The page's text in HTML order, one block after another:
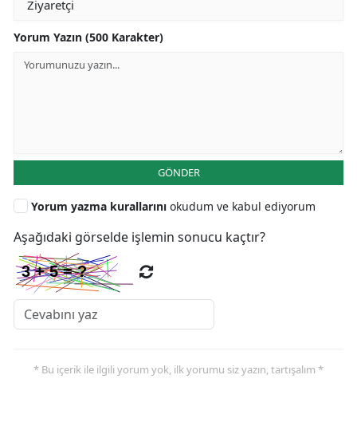
Yorum Yazın (500 Karakter)
GÖNDER
Yorum yazma kurallarını okudum ve kabul ediyorum
Aşağıdaki görselde işlemin sonucu kaçtır?
* Bu içerik ile ilgili yorum yok, ilk yorumu siz yazın, tartışalım *